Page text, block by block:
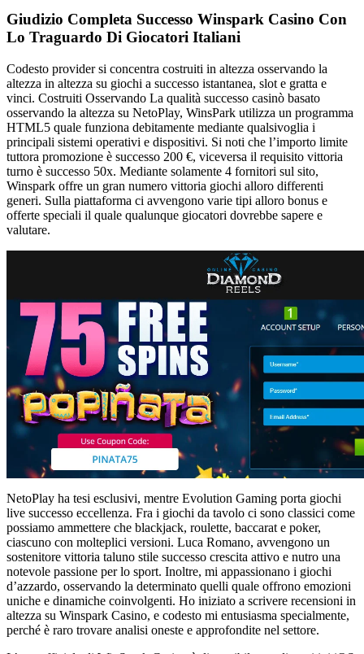
Giudizio Completa Successo Winspark Casino Con
Lo Traguardo Di Giocatori Italiani
Codesto provider si concentra costruiti in altezza osservando la
altezza in altezza su giochi a successo istantanea, slot e gratta e
vinci. Costruiti Osservando La qualità successo casinò basato
osservando la altezza su NetoPlay, WinsPark utilizza un programma
HTML5 quale funziona debitamente mediante qualsivoglia i
principali sistemi operativi e dispositivi. Si noti che l’importo limite
tuttora promozione è successo 200 €, viceversa il requisito vittoria
turno è successo 50x. Mediante solamente 4 fornitori sul sito,
Winspark offre un gran numero vittoria giochi alloro differenti
generi. Sulla piattaforma ci avvengono varie tipi alloro bonus e
offerte speciali il quale qualunque giocatori dovrebbe sapere e
valutare.
NetoPlay ha tesi esclusivi, mentre Evolution Gaming porta giochi
live successo eccellenza. Fra i giochi da tavolo ci sono classici come
possiamo ammettere che blackjack, roulette, baccarat e poker,
ciascuno con molteplici versioni. Luca Romano, avvengono un
sostenitore vittoria taluno stile successo crescita attivo e nutro una
notevole passione per lo sport. Inoltre, mi appassionano i giochi
d’azzardo, osservando la determinato quelli quale offrono emozioni
uniche e dinamiche coinvolgenti. Ho iniziato a scrivere recensioni in
altezza su Winspark Casino, e codesto mi entusiasma specialmente,
perché è raro trovare analisi oneste e approfondite nel settore.